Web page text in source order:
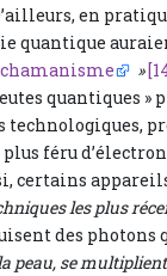
en
quantique
»
quantiques »
technologiques,
féru
certains
les plus
des photons
peau, se